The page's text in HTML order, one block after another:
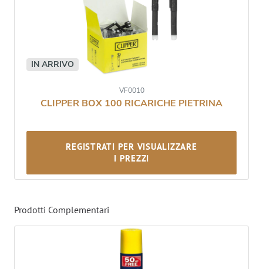
IN ARRIVO
VF0010
CLIPPER BOX 100 RICARICHE PIETRINA
REGISTRATI PER VISUALIZZARE
I PREZZI
Prodotti Complementari